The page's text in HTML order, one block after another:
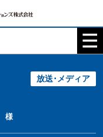
放送･メディア
様